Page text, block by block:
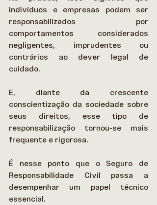
indivíduos e empresas podem ser
responsabilizados por
comportamentos considerados
negligentes, imprudentes ou
contrários ao dever legal de
cuidado.
E, diante da crescente
conscientização da sociedade sobre
seus direitos, esse tipo de
responsabilização tornou-se mais
frequente e rigorosa.
É nesse ponto que o Seguro de
Responsabilidade Civil passa a
desempenhar um papel técnico
essencial.